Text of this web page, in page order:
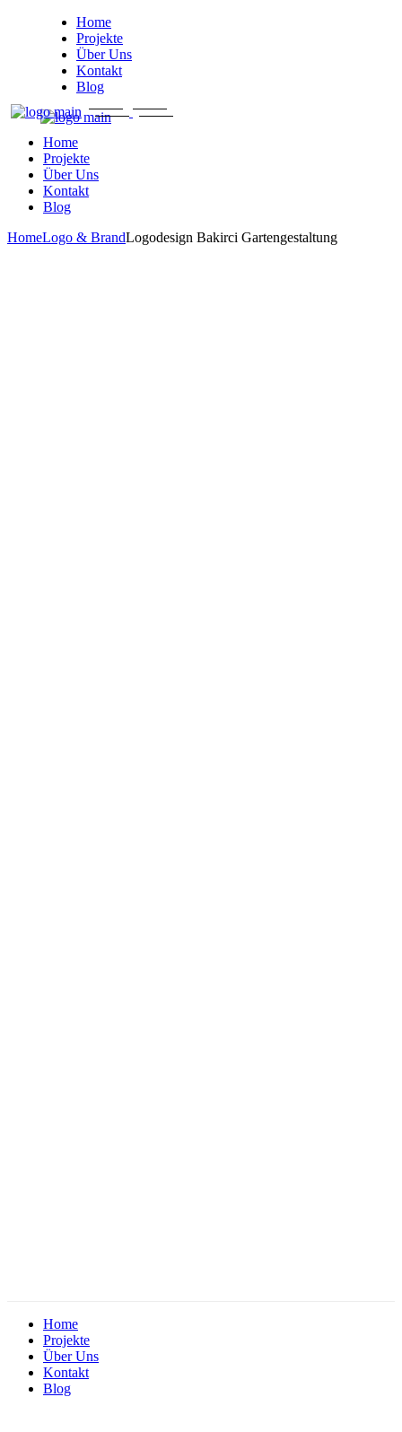
Home
Projekte
Über Uns
Kontakt
Blog
Home
Projekte
Über Uns
Kontakt
Blog
Home
Projekte
Über Uns
Kontakt
Blog
HomeLogo & BrandLogodesign Bakirci Gartengestaltung